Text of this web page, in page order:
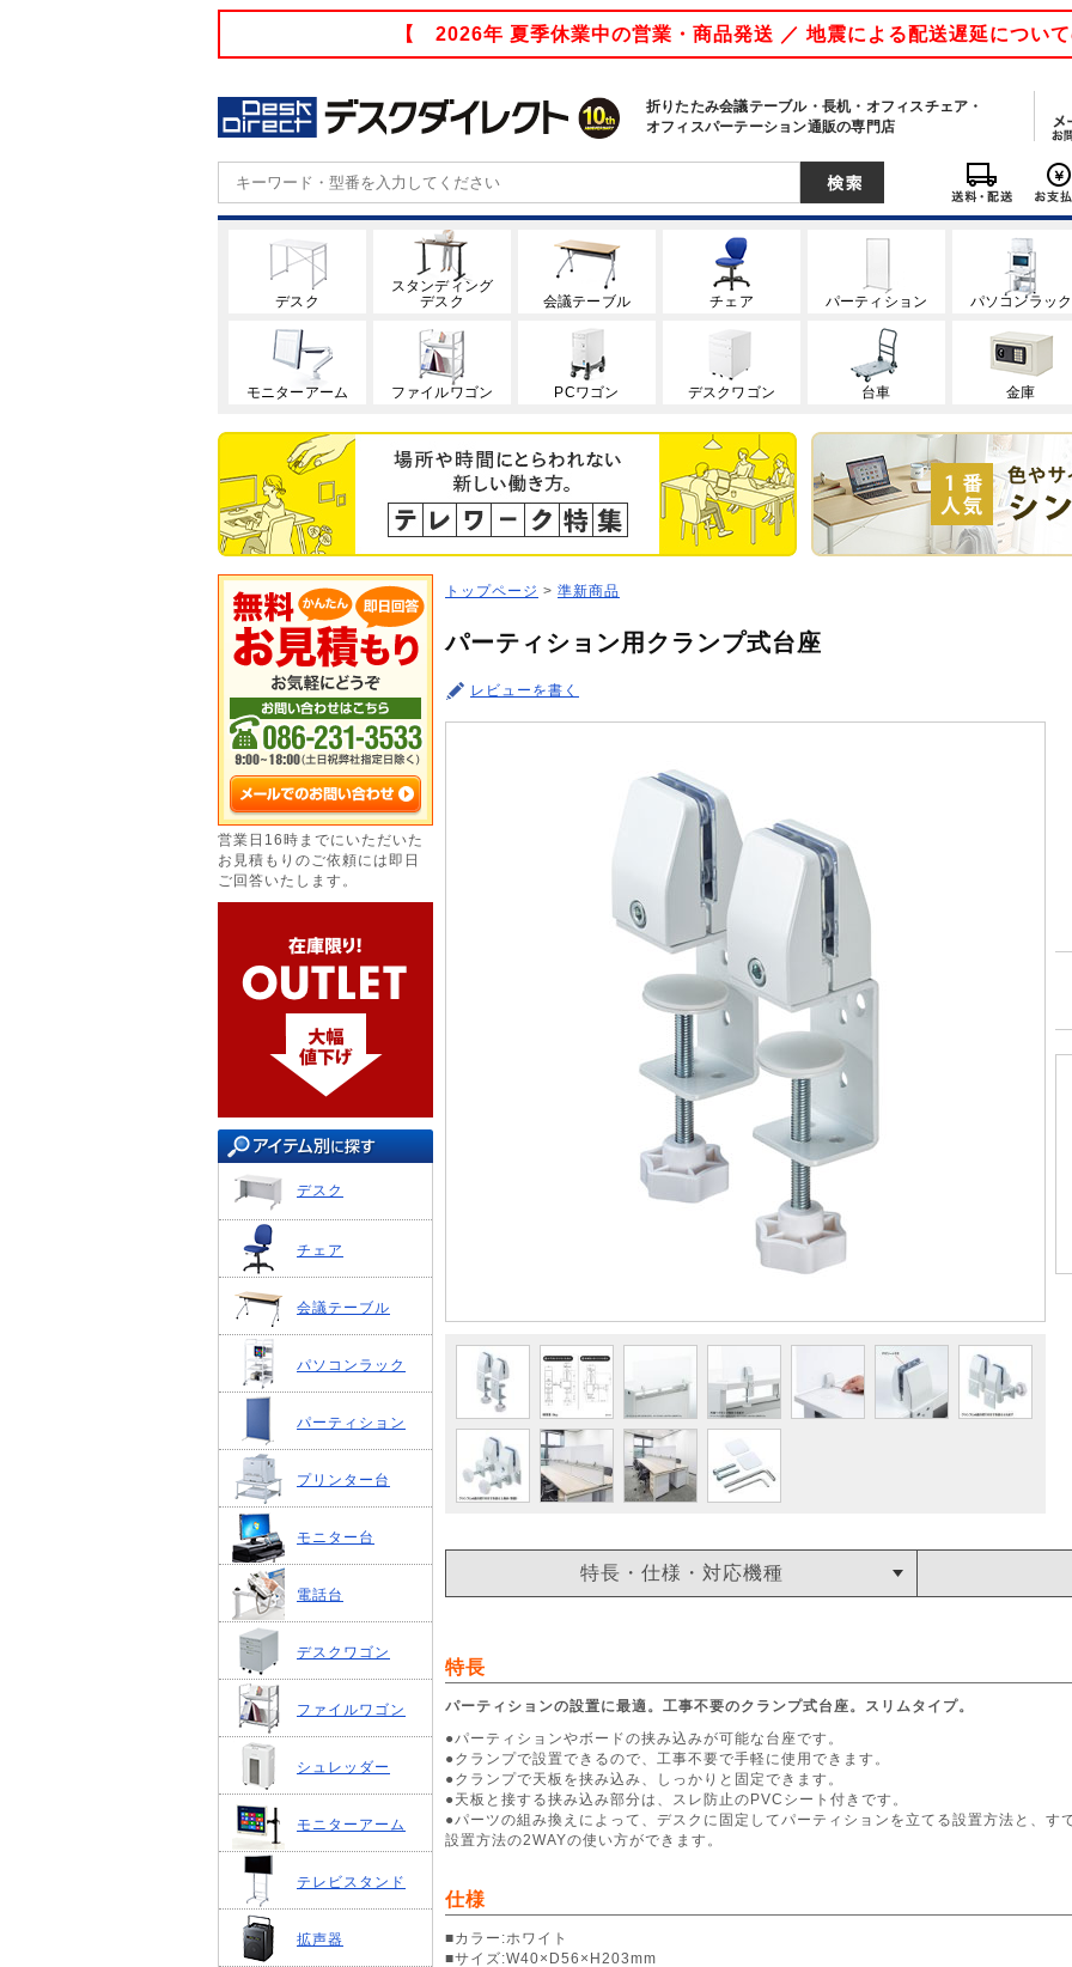
【 2026年 夏季休業中の営業・商品発送 ／ 地震による配送遅延につい
折りたたみ会議テーブル・長机・オフィスチェア・
オフィスパーテーション通販の専門店
デスク
スタンディング
デスク
会議テーブル チェア パーティション パソコンラック
モニターアーム ファイルワゴン PCワゴン デスクワゴン 台車 金庫
営業日16時までにいただいた
お見積もりのご依頼には即日
ご回答いたします。
デスク
チェア
会議テーブル
パソコンラック
パーティション
プリンター台
モニター台
電話台
デスクワゴン
ファイルワゴン
シュレッダー
モニターアーム
テレビスタンド
拡声器
トップページ > 準新商品
パーティション用クランプ式台座
レビューを書く
特長・仕様・対応機種
特長
パーティションの設置に最適。工事不要のクランプ式台座。スリムタイプ。
●パーティションやボードの挟み込みが可能な台座です。
●クランプで設置できるので、工事不要で手軽に使用できます。
●クランプで天板を挟み込み、しっかりと固定できます。
●天板と接する挟み込み部分は、スレ防止のPVCシート付きです。
●パーツの組み換えによって、デスクに固定してパーティションを立てる設置方法と、す
設置方法の2WAYの使い方ができます。
仕様
■カラー:ホワイト
■サイズ:W40×D56×H203mm